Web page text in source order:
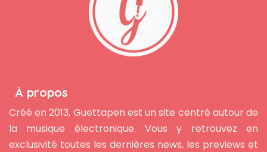
À propos
Créé en 2013, Guettapen est un site centré autour de
la musique électronique. Vous y retrouvez en
exclusivité toutes les dernières news, les previews et